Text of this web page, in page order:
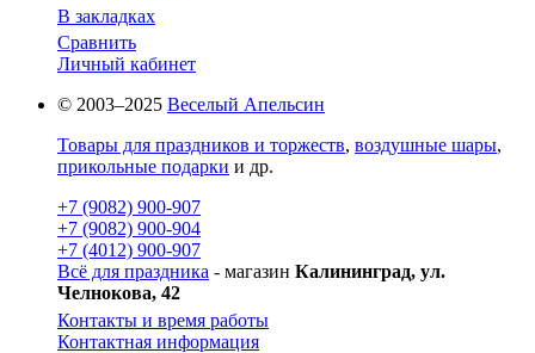
В закладках
Сравнить
Личный кабинет
© 2003–2025 Веселый Апельсин
Товары для праздников и торжеств, воздушные шары,
прикольные подарки и др.
+7 (9082) 900-907
+7 (9082) 900-904
+7 (4012) 900-907
Всё для праздника - магазин Калининград, ул.
Челнокова, 42
Контакты и время работы
Контактная информация